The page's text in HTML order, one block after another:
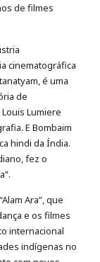
de filmes
cinematográfica
é uma
de
Lumiere
E Bombaim
hindi da Índia.
fez o
Ara”, que
e os filmes
internacional
indígenas no